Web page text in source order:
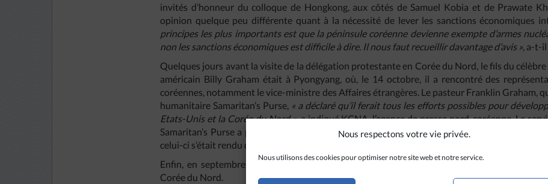
Nous respectons votre vie privée.
Nous utilisons des cookies pour optimiser notre site web et notre service.
invités d’honneur du colloque de Hongkong, aux côtés de Samuel Kobia et de Prawate
opinion quelque peu différente quant à la nécessité de lever les sanctions économiques
principes les plus importants est que la péninsule coréenne devienne exempte d’armes
non les sanctions économiques est difficile à dire. Il nous faut recueillir davantage d’avis », a-t-
Quelques jours avant la visite de la délégation protestante en Corée du Nord, le fils du
américain Billy Graham était à Pyongyang, où, le 14 octobre, il a rencontré des
coréennes, notamment le vice-ministre des Affaires étrangères. Le pasteur Franklin Graham,
humanitaire Samaritan’s Purse, « a déclaré qu’il ferait tous les efforts possibles pour
Etats-Unis et la Corée du Nord », a indiqué KCNA, l’agence de presse nord-coréenne. Le
Samaritan’s Purse a précisé qu’il s’agissait de la troisième visite du pasteur Graham en
celui-ci s’était rendu dans le pays pour superviser plusieurs opérations d’entraide.
Enfin, en septembre dernier, une délégation de l’Eglise évangélique d’Allemagne (EKD)
Corée du Nord.